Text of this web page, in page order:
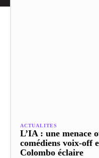
ACTUALITES
L’IA : une menace
comédiens voix-off
Colombo éclaire